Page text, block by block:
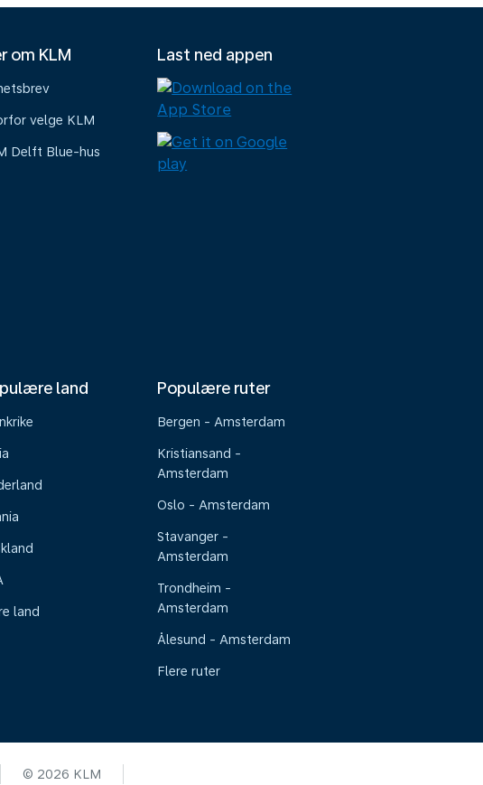
om KLM
velge KLM
Delft Blue-hus
Last ned appen
land
land
Populære ruter
Bergen - Amsterdam
Kristiansand -
Amsterdam
Oslo - Amsterdam
Stavanger -
Amsterdam
Trondheim -
Amsterdam
Ålesund - Amsterdam
Flere ruter
© 2026 KLM